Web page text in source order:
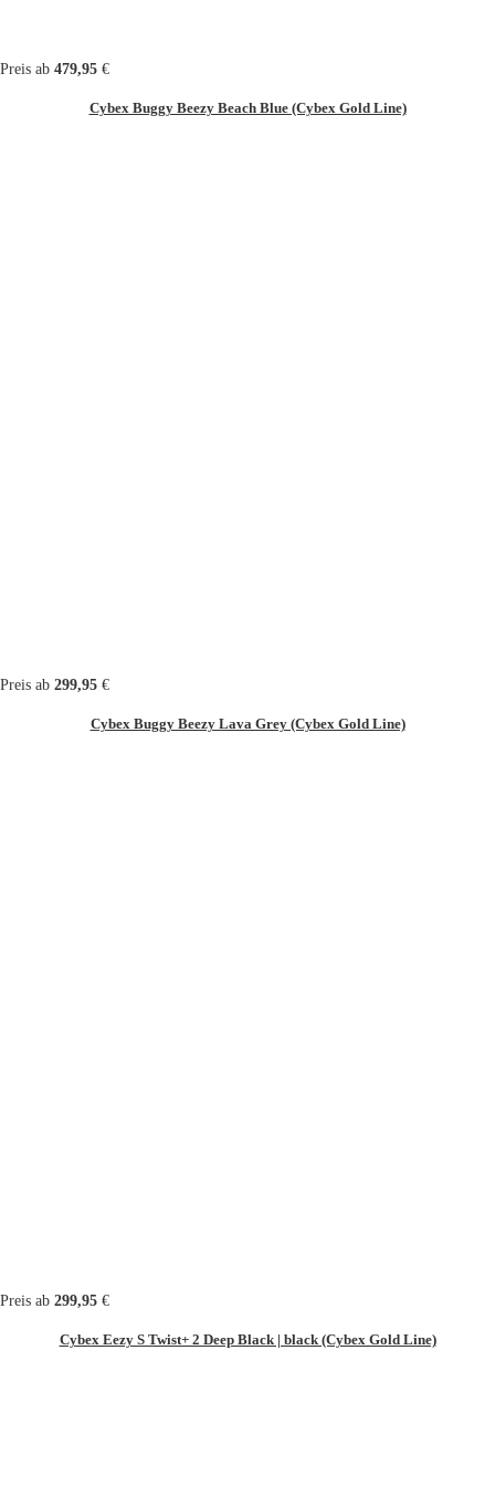
Preis ab 479,95 €
Cybex Buggy Beezy Beach Blue (Cybex Gold Line)
Preis ab 299,95 €
Cybex Buggy Beezy Lava Grey (Cybex Gold Line)
Preis ab 299,95 €
Cybex Eezy S Twist+ 2 Deep Black | black (Cybex Gold Line)